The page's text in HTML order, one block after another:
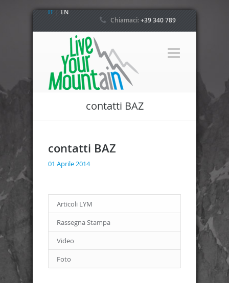
IT|EN
Chiamaci:+39 340 789
contatti BAZ
contatti BAZ
01 Aprile 2014
Articoli LYM
Rassegna Stampa
Video
Foto